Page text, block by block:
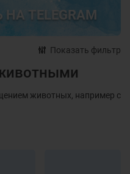
TELEGRAM
Показать фильтр
животных, например с